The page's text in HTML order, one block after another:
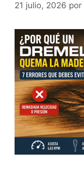
21 julio, 2026 por